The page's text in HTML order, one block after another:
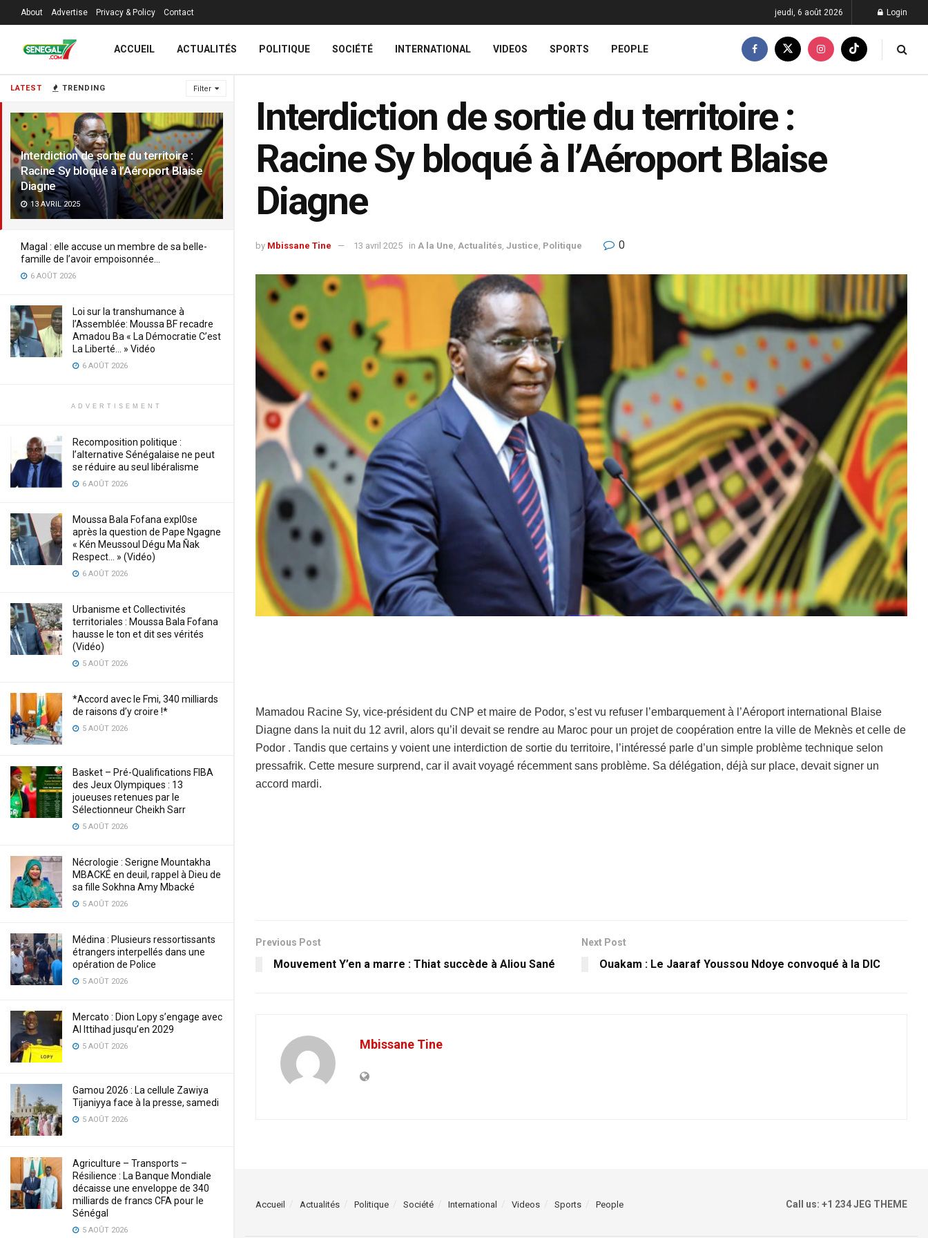
LATEST TRENDING Filter
Interdiction de sortie du territoire :
Racine Sy bloqué à l’Aéroport Blaise
Diagne
13 AVRIL 2025
Magal : elle accuse un membre de sa belle-
famille de l’avoir empoisonnée…
6 AOÛT 2026
Loi sur la transhumance à
l’Assemblée: Moussa BF recadre
Amadou Ba « La Démocratie C’est
La Liberté… » Vidéo
6 AOÛT 2026
ADVERTISEMENT
Recomposition politique :
l’alternative Sénégalaise ne peut
se réduire au seul libéralisme
6 AOÛT 2026
Moussa Bala Fofana expl0se
après la question de Pape Ngagne
« Kén Meussoul Dégu Ma Ñak
Respect… » (Vidéo)
6 AOÛT 2026
Urbanisme et Collectivités
territoriales : Moussa Bala Fofana
hausse le ton et dit ses vérités
(Vidéo)
5 AOÛT 2026
*Accord avec le Fmi, 340 milliards
de raisons d’y croire !*
5 AOÛT 2026
Basket – Pré-Qualifications FIBA
des Jeux Olympiques : 13
joueuses retenues par le
Sélectionneur Cheikh Sarr
5 AOÛT 2026
Nécrologie : Serigne Mountakha
MBACKÉ en deuil, rappel à Dieu de
sa fille Sokhna Amy Mbacké
5 AOÛT 2026
Médina : Plusieurs ressortissants
étrangers interpellés dans une
opération de Police
5 AOÛT 2026
Mercato : Dion Lopy s’engage avec
Al Ittihad jusqu’en 2029
5 AOÛT 2026
Gamou 2026 : La cellule Zawiya
Tijaniyya face à la presse, samedi
5 AOÛT 2026
Agriculture – Transports –
Résilience : La Banque Mondiale
décaisse une enveloppe de 340
milliards de francs CFA pour le
Sénégal
5 AOÛT 2026
About Advertise Privacy & Policy Contact jeudi, 6 août 2026 Login
ACCUEIL ACTUALITÉS POLITIQUE SOCIÉTÉ INTERNATIONAL VIDEOS SPORTS PEOPLE
Interdiction de sortie du territoire :
Racine Sy bloqué à l’Aéroport Blaise
Diagne
by Mbissane Tine 13 avril 2025 in A la Une, Actualités, Justice, Politique 0
Mamadou Racine Sy, vice-président du CNP et maire de Podor, s’est vu refuser l’embarquement à l’Aéroport international Blaise
Diagne dans la nuit du 12 avril, alors qu’il devait se rendre au Maroc pour un projet de coopération entre la ville de Meknès et celle de
Podor . Tandis que certains y voient une interdiction de sortie du territoire, l’intéressé parle d’un simple problème technique selon
pressafrik. Cette mesure surprend, car il avait voyagé récemment sans problème. Sa délégation, déjà sur place, devait signer un
accord mardi.
Previous Post
Mouvement Y’en a marre : Thiat succède à Aliou Sané
Next Post
Ouakam : Le Jaaraf Youssou Ndoye convoqué à la DIC
Mbissane Tine
Accueil Actualités Politique Société International Videos Sports People Call us: +1 234 JEG THEME